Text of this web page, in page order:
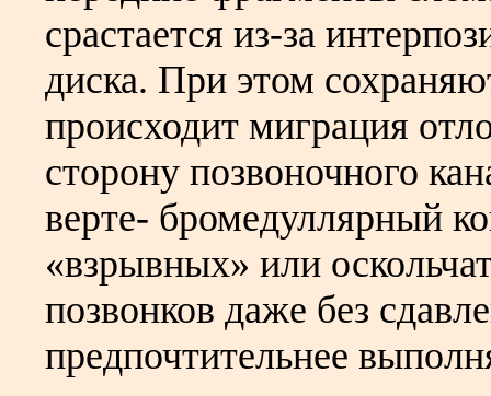
срастается из-за
диска. При этом
происходит миграция
сторону позвоночного
верте- бромедуллярный
«взрывных» или
позвонков даже без
предпочтительнее